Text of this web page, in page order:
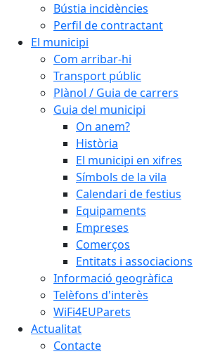
Bústia incidències
Perfil de contractant
El municipi
Com arribar-hi
Transport públic
Plànol / Guia de carrers
Guia del municipi
On anem?
Història
El municipi en xifres
Símbols de la vila
Calendari de festius
Equipaments
Empreses
Comerços
Entitats i associacions
Informació geogràfica
Telèfons d'interès
WiFi4EUParets
Actualitat
Contacte